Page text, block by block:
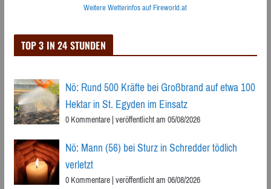
Weitere Wetterinfos auf Fireworld.at
TOP 3 IN 24 STUNDEN
Nö: Rund 500 Kräfte bei Großbrand auf etwa 100
Hektar in St. Egyden im Einsatz
0 Kommentare|veröffentlicht am 05/08/2026
Nö: Mann (56) bei Sturz in Schredder tödlich
verletzt
0 Kommentare|veröffentlicht am 06/08/2026